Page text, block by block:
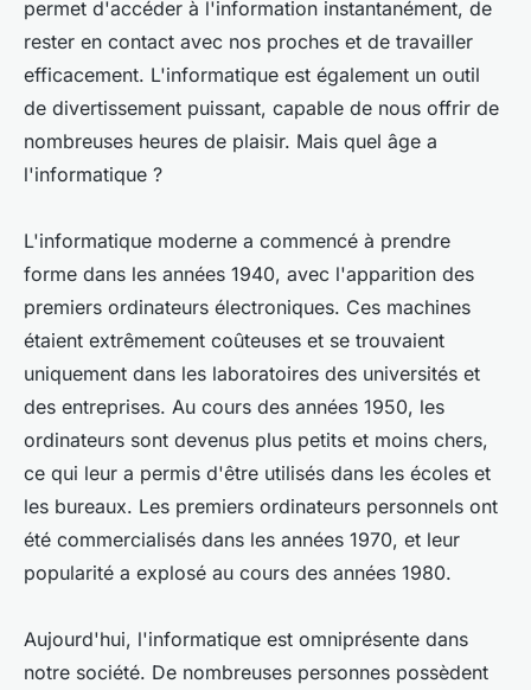
permet d'accéder à l'information instantanément, de
rester en contact avec nos proches et de travailler
efficacement. L'informatique est également un outil
de divertissement puissant, capable de nous offrir de
nombreuses heures de plaisir. Mais quel âge a
l'informatique ?
L'informatique moderne a commencé à prendre
forme dans les années 1940, avec l'apparition des
premiers ordinateurs électroniques. Ces machines
étaient extrêmement coûteuses et se trouvaient
uniquement dans les laboratoires des universités et
des entreprises. Au cours des années 1950, les
ordinateurs sont devenus plus petits et moins chers,
ce qui leur a permis d'être utilisés dans les écoles et
les bureaux. Les premiers ordinateurs personnels ont
été commercialisés dans les années 1970, et leur
popularité a explosé au cours des années 1980.
Aujourd'hui, l'informatique est omniprésente dans
notre société. De nombreuses personnes possèdent